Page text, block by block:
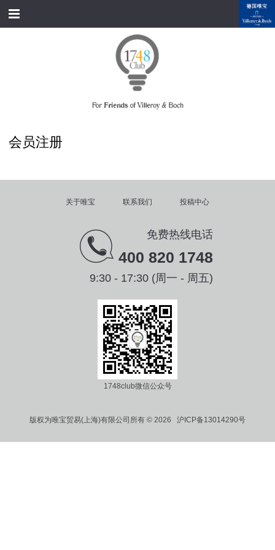
首页
经典产品
品牌故事
会员俱乐部
会员注册/登录
附近展厅
会员注册
关于唯宝 联系我们 投稿中心
免费热线电话
400 820 1748
9:30 - 17:30 (周一 - 周五)
1748club微信公众号
版权为唯宝贸易(上海)有限公司所有 © 2026 沪ICP备13014290号